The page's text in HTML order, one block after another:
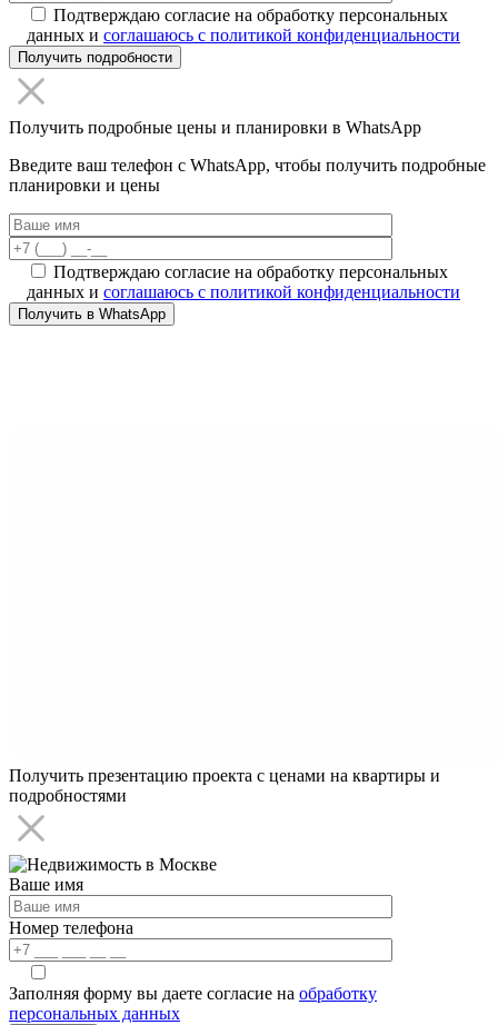
Подтверждаю согласие на обработку персональных
данных и соглашаюсь с политикой конфиденциальности
Получить подробные цены и планировки в WhatsApp
Введите ваш телефон c WhatsApp, чтобы получить подробные
планировки и цены
Подтверждаю согласие на обработку персональных
данных и соглашаюсь с политикой конфиденциальности
Получить презентацию проекта с ценами на квартиры и
подробностями
Ваше имя
Номер телефона
Заполняя форму вы даете согласие на обработку
персональных данных